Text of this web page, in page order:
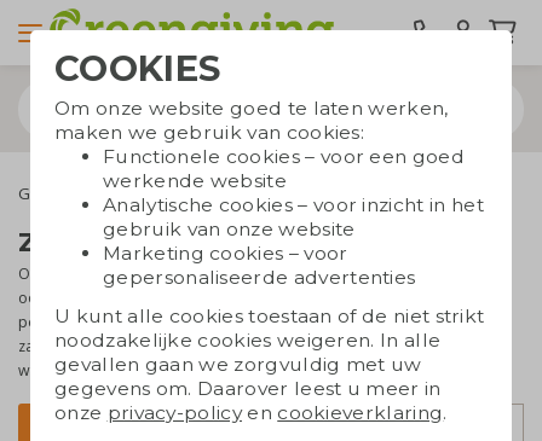
Groene relatiegeschenken Zaadbommen
Zaadbommen bedrukken
Op zoek naar een geschenk waar de natuur baat bij heeft? En dat
ook nog eens
perfect.Zaadbommenzijn balletjes van aarde of klei met daarin
zaadjes. Deze balletjes kunnen overal neergelegd of neergegooid
worden, zodat er eenvrolijke bloemenzeeontstaat!
Filter Sorteer op
COOKIES
Om onze website goed te laten werken,
maken we gebruik van cookies:
Functionele cookies – voor een goed
werkende website
Analytische cookies – voor inzicht in het
gebruik van onze website
Marketing cookies – voor
gepersonaliseerde advertenties
U kunt alle cookies toestaan of de niet strikt
noodzakelijke cookies weigeren. In alle
gevallen gaan we zorgvuldig met uw
gegevens om. Daarover leest u meer in
onze privacy-policyen cookieverklaring.